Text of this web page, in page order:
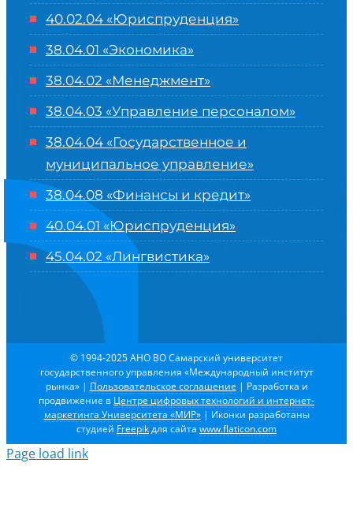
40.02.04 «Юриспруденция»
38.04.01 «Экономика»
38.04.02 «Менеджмент»
38.04.03 «Управление персоналом»
38.04.04 «Государственное и
муниципальное управление»
38.04.08 «Финансы и кредит»
40.04.01 «Юриспруденция»
45.04.02 «Лингвистика»
© 1994-2025 АНО ВО Самарский университет
государственного управления «Международный институт
рынка» | Пользовательское соглашение | Разработка и
продвижение в Центре цифровых технологий и интернет-
маркетинга Университета «МИР»| Иконки разработаны
студией Freepikдля сайта www.flaticon.com
Page load link